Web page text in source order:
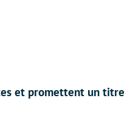
et promettent un titre